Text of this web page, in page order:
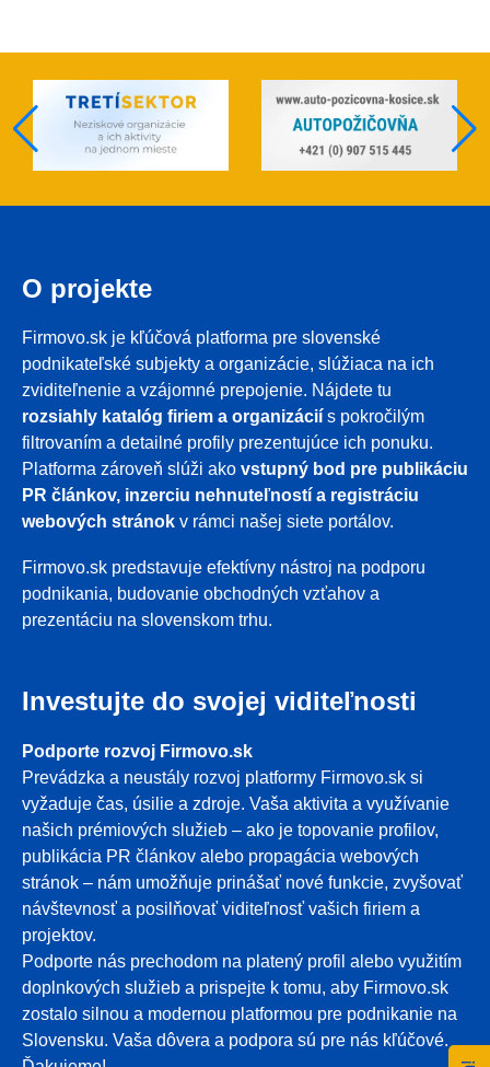
O projekte
Firmovo.sk je kľúčová platforma pre slovenské
podnikateľské subjekty a organizácie, slúžiaca na ich
zviditeľnenie a vzájomné prepojenie. Nájdete tu
rozsiahly katalóg firiem a organizácií s pokročilým
filtrovaním a detailné profily prezentujúce ich ponuku.
Platforma zároveň slúži ako vstupný bod pre publikáciu
PR článkov, inzerciu nehnuteľností a registráciu
webových stránok v rámci našej siete portálov.
Firmovo.sk predstavuje efektívny nástroj na podporu
podnikania, budovanie obchodných vzťahov a
prezentáciu na slovenskom trhu.
Investujte do svojej viditeľnosti
Podporte rozvoj Firmovo.sk
Prevádzka a neustály rozvoj platformy Firmovo.sk si
vyžaduje čas, úsilie a zdroje. Vaša aktivita a využívanie
našich prémiových služieb – ako je topovanie profilov,
publikácia PR článkov alebo propagácia webových
stránok – nám umožňuje prinášať nové funkcie, zvyšovať
návštevnosť a posilňovať viditeľnosť vašich firiem a
projektov.
Podporte nás prechodom na platený profil alebo využitím
doplnkových služieb a prispejte k tomu, aby Firmovo.sk
zostalo silnou a modernou platformou pre podnikanie na
Slovensku. Vaša dôvera a podpora sú pre nás kľúčové.